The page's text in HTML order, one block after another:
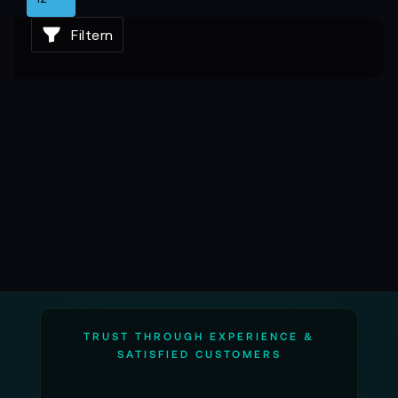
Filtern
TRUST THROUGH EXPERIENCE &
SATISFIED CUSTOMERS